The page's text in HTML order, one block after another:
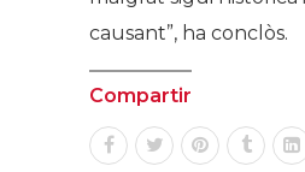
causant”, ha conclòs.
Compartir